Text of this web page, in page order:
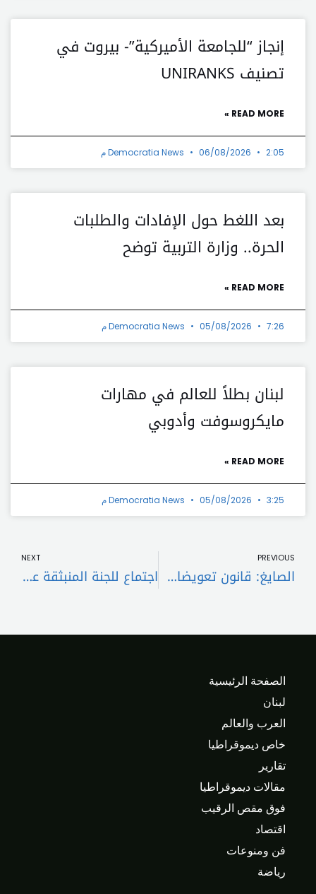
إنجاز “للجامعة الأميركية”- بيروت في
تصنيف UNIRANKS
READ MORE »
Democratia News 06/08/2026 2:05 م
بعد اللغط حول الإفادات والطلبات
الحرة.. وزارة التربية توضح
READ MORE »
Democratia News 05/08/2026 7:26 م
لبنان بطلاً للعالم في مهارات
مايكروسوفت وأدوبي
READ MORE »
Democratia News 05/08/2026 3:25 م
PREVIOUS
الصايغ: قانون تعويضات الأساتذة غير قابل للتطبيق
NEXT
اجتماع للجنة المنبثقة عن اللقاء التربوي برئاسة الحلبي وتكليف لجنة مصغرة إعداد آلية تطبيقية تحفظ حق المتقاعدين من ملاكات المدارس الخاصة
الصفحة الرئيسية
لبنان
العرب والعالم
خاص ديموقراطيا
تقارير
مقالات ديموقراطيا
فوق مقص الرقيب
اقتصاد
فن ومنوعات
رياضة